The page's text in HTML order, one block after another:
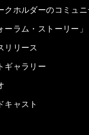
クホルダーのコミュニ
ーラム・ストーリー」
リリース
ギャラリー
キャスト